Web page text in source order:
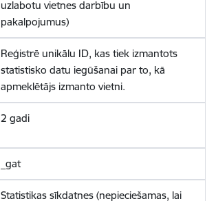
uzlabotu vietnes darbību un
pakalpojumus)
Reģistrē unikālu ID, kas tiek izmantots
statistisko datu iegūšanai par to, kā
apmeklētājs izmanto vietni.
2 gadi
_gat
Statistikas sīkdatnes (nepieciešamas, lai